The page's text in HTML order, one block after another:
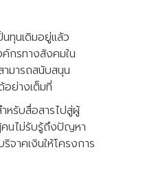
นทุนเดิมอยู่แล้ว
กรทางสังคมใน
ามารถสนับสนุน
ย่างเต็มที่
หรับสื่อสารไปสู่ผู้
คนไม่รับรู้ถึงปัญหา
จาคเงินให้โครงการ